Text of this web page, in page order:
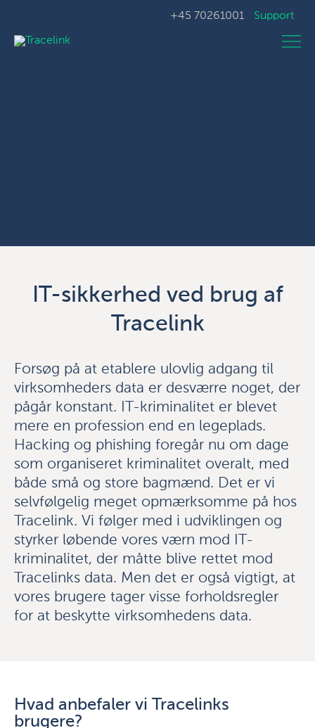
+45 70261001 Support
IT-sikkerhed ved brug af
Tracelink
Forsøg på at etablere ulovlig adgang til
virksomheders data er desværre noget, der
pågår konstant. IT-kriminalitet er blevet
mere en profession end en legeplads.
Hacking og phishing foregår nu om dage
som organiseret kriminalitet overalt, med
både små og store bagmænd. Det er vi
selvfølgelig meget opmærksomme på hos
Tracelink. Vi følger med i udviklingen og
styrker løbende vores værn mod IT-
kriminalitet, der måtte blive rettet mod
Tracelinks data. Men det er også vigtigt, at
vores brugere tager visse forholdsregler
for at beskytte virksomhedens data.
Hvad anbefaler vi Tracelinks
brugere?